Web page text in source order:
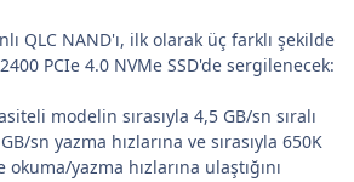
QLC NAND'ı, ilk olarak üç farklı şekilde
PCIe 4.0 NVMe SSD'de sergilenecek:
modelin sırasıyla 4,5 GB/sn sıralı
sn yazma hızlarına ve sırasıyla 650K
yazma hızlarına ulaştığını